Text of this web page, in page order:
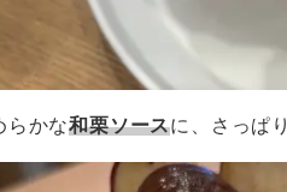
らかな和栗ソースに、さっぱ